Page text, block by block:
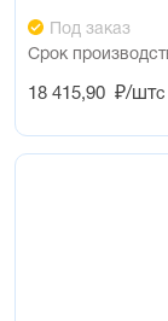
Под заказ
Срок
18 415,90 ₽/шт